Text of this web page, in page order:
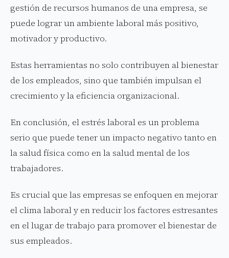
gestión de recursos humanos de una empresa, se
puede lograr un ambiente laboral más positivo,
motivador y productivo.
Estas herramientas no solo contribuyen al bienestar
de los empleados, sino que también impulsan el
crecimiento y la eficiencia organizacional.
En conclusión, el estrés laboral es un problema
serio que puede tener un impacto negativo tanto en
la salud física como en la salud mental de los
trabajadores.
Es crucial que las empresas se enfoquen en mejorar
el clima laboral y en reducir los factores estresantes
en el lugar de trabajo para promover el bienestar de
sus empleados.